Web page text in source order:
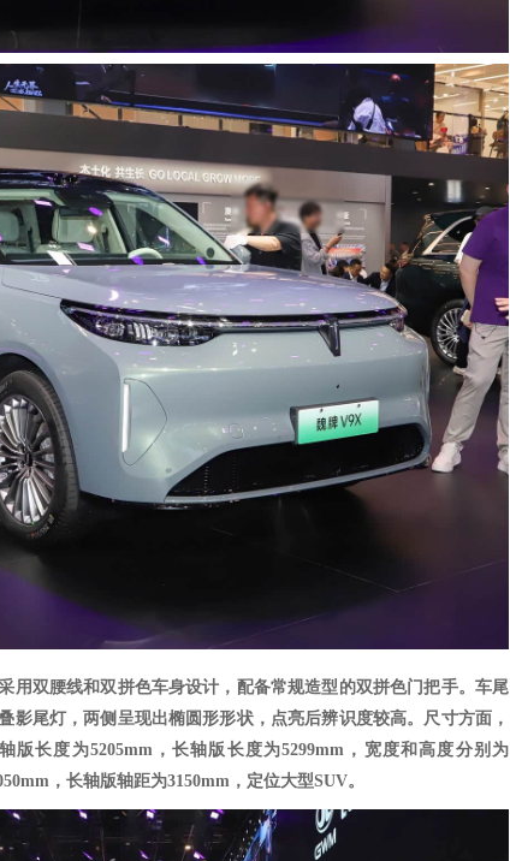
用双腰线和双拼色车身设计，配备常规造型的双拼色门把手。车尾
影尾灯， 两侧呈现出椭圆形形状，点亮后辨识度较高。 尺寸方面，
版长度为5205mm，长轴版长度为5299mm，宽度和高度分别为
，长轴版轴距为3150mm，定位大型SUV。